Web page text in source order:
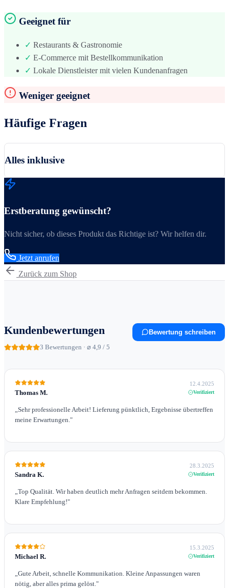
Geeignet für
✓ Restaurants & Gastronomie
✓ E-Commerce mit Bestellkommunikation
✓ Lokale Dienstleister mit vielen Kundenanfragen
Weniger geeignet
Häufige Fragen
Alles inklusive
Erstberatung gewünscht?
Nicht sicher, ob dieses Produkt das Richtige ist? Wir helfen dir.
Jetzt anrufen
Zurück zum Shop
Kundenbewertungen
3 Bewertungen · ⌀ 4,9 / 5
Bewertung schreiben
Thomas M.
12.4.2025
Verifiziert
Sehr professionelle Arbeit! Lieferung pünktlich, Ergebnisse übertreffen
meine Erwartungen. "
Sandra K.
28.3.2025
Verifiziert
Top Qualität. Wir haben deutlich mehr Anfragen seitdem bekommen.
Klare Empfehlung!"
Michael R.
15.3.2025
Verifiziert
Gute Arbeit, schnelle Kommunikation. Kleine Anpassungen waren
nötig, aber alles prima gelöst. "